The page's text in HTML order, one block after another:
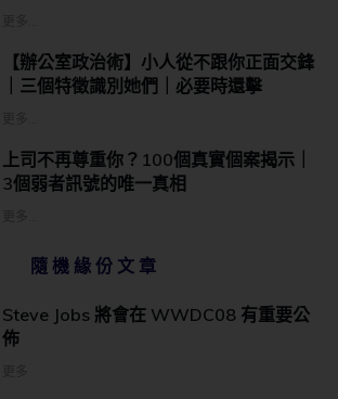
【辦公室政治術】小人從不跟你正面交鋒
｜三個特徵識別她們｜必要時還擊
上司不再尊重你？100個真實個案揭示｜
3個弱者訊號的唯一真相
隨機緣份文章
Steve Jobs 將會在 WWDC08 有重要公
佈